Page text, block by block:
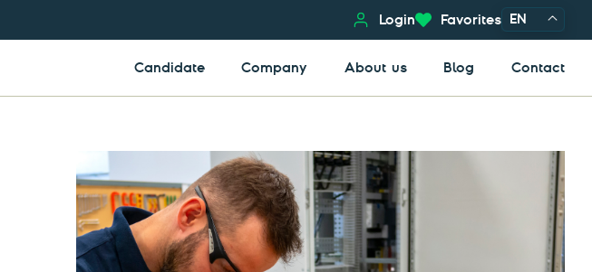
Login Favorites EN
Candidate Company About us Blog Contact